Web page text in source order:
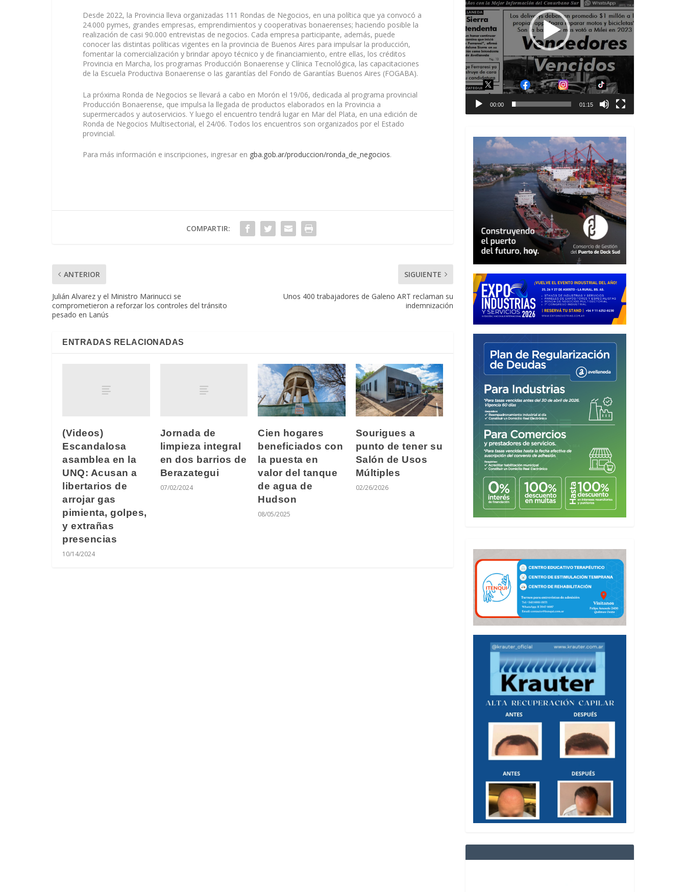
Desde 2022, la Provincia lleva organizadas 111 Rondas de Negocios, en una política que ya convocó a
24.000 pymes, grandes empresas, emprendimientos y cooperativas bonaerenses; haciendo posible la
realización de casi 90.000 entrevistas de negocios. Cada empresa participante, además, puede
conocer las distintas políticas vigentes en la provincia de Buenos Aires para impulsar la producción,
fomentar la comercialización y brindar apoyo técnico y de financiamiento, entre ellas, los créditos
Provincia en Marcha, los programas Producción Bonaerense y Clínica Tecnológica, las capacitaciones
de la Escuela Productiva Bonaerense o las garantías del Fondo de Garantías Buenos Aires (FOGABA).
La próxima Ronda de Negocios se llevará a cabo en Morón el 19/06, dedicada al programa provincial
Producción Bonaerense, que impulsa la llegada de productos elaborados en la Provincia a
supermercados y autoservicios. Y luego el encuentro tendrá lugar en Mar del Plata, en una edición de
Ronda de Negocios Multisectorial, el 24/06. Todos los encuentros son organizados por el Estado
provincial.
Para más información e inscripciones, ingresar en gba.gob.ar/produccion/ronda_de_negocios.
COMPARTIR:
ANTERIOR
Julián Alvarez y el Ministro Marinucci se
comprometieron a reforzar los controles del tránsito
pesado en Lanús
SIGUIENTE
Unos 400 trabajadores de Galeno ART reclaman su
indemnización
ENTRADAS RELACIONADAS
(Videos)
Escandalosa
asamblea en la
UNQ: Acusan a
libertarios de
arrojar gas
pimienta, golpes,
y extrañas
presencias
10/14/2024
Jornada de
limpieza integral
en dos barrios de
Berazategui
07/02/2024
Cien hogares
beneficiados con
la puesta en
valor del tanque
de agua de
Hudson
08/05/2025
Sourigues a
punto de tener su
Salón de Usos
Múltiples
02/26/2026
00:00 01:15